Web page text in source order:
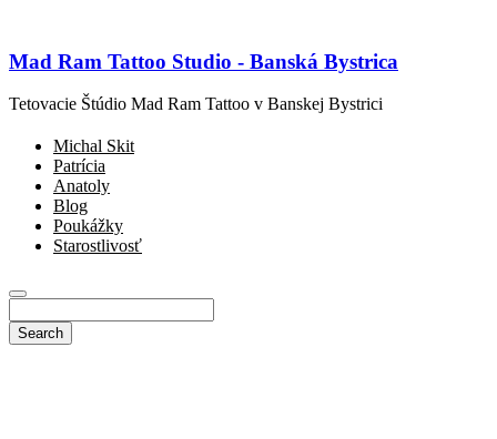
Mad Ram Tattoo Studio - Banská Bystrica
Tetovacie Štúdio Mad Ram Tattoo v Banskej Bystrici
Michal Skit
Patrícia
Anatoly
Blog
Poukážky
Starostlivosť